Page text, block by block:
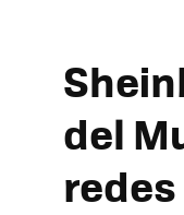
del